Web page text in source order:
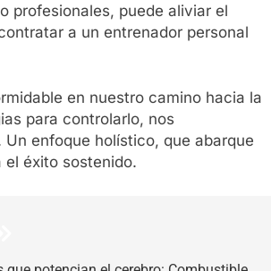
profesionales, puede aliviar el
a un entrenador personal
en nuestro camino hacia la
para controlarlo, nos
enfoque holístico, que abarque
éxito sostenido.